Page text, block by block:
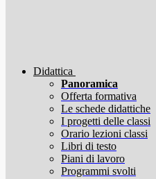
Didattica
Panoramica
Offerta formativa
Le schede didattiche
I progetti delle classi
Orario lezioni classi
Libri di testo
Piani di lavoro
Programmi svolti